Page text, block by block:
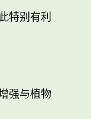
特别有利
强与植物